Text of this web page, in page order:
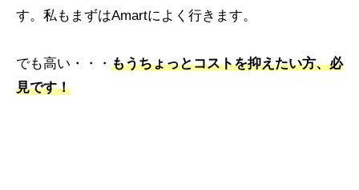
す。私もまずはAmartによく行きます。
でも高い・・・ もうちょっとコストを抑えたい方、必
見です！